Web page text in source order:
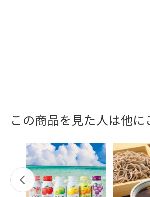
この商品を見た人は他に